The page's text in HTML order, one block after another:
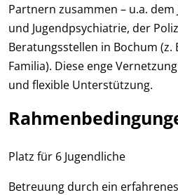
Partnern zusammen – u.a.
und Jugendpsychiatrie, der
Beratungsstellen in Bochum
Familia). Diese enge
und flexible Unterstützung.
Platz für 6 Jugendliche
Betreuung durch ein